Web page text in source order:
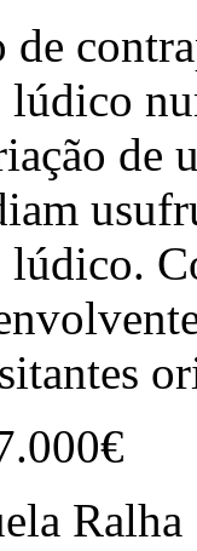
de
lúdico
de
lúdico.
Ralha